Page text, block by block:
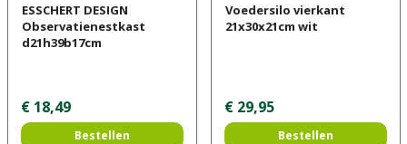
ESSCHERT DESIGN
Observatienestkast
d21h39b17cm
€ 18,49
Bestellen
Voedersilo vierkant
21x30x21cm wit
€ 29,95
Bestellen